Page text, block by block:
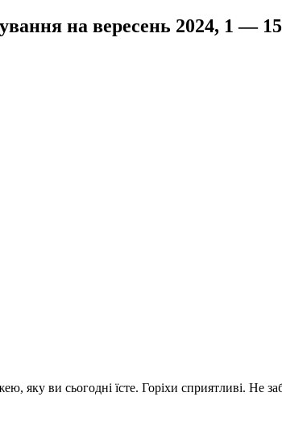
на вересень 2024, 1 — 15
яку ви сьогодні їсте. Горіхи сприятливі. Не